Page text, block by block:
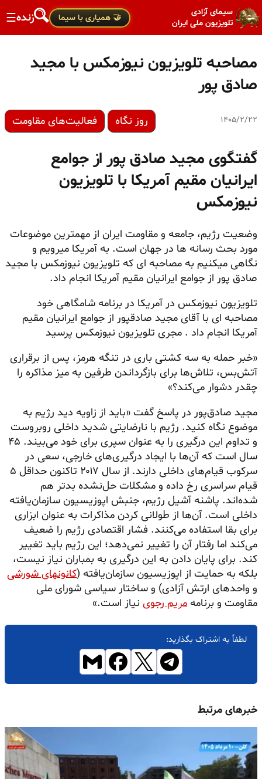
سیمای آزادی
تلویزیون ملی ایران
🤝 همیاری با سیما زنده☰
مصاحبه تلویزیون نیوزمکس با مجید
صادق پور
۱۴۰۵/۲/۲۲ روز نگاه فعالیت‌های مقاومت
گفتگوی مجید صادق پور از جوامع
ایرانیان مقیم آمریکا با تلویزیون
نیوزمکس
وضعیت رژیم، جامعه و مقاومت ایران از مهمترین موضوعات
مورد بحث رسانه ها در جهان است. به آمریکا میرویم و
نگاهی میکنیم به مصاحبه ای که تلویزیون نیوزمکس با مجید
صادق پور از جوامع ایرانیان مقیم آمریکا انجام داد.
تلویزیون نیوزمکس در آمریکا در برنامه شامگاهی خود
مصاحبه ای با آقای مجید صادقپور از جوامع ایرانیان مقیم
آمریکا انجام داد . مجری تلویزیون نیوزمکس پرسید
«خبر حمله به سه کشتی باری در تنگه هرمز، پس از برقراری
آتش‌بس، تلاش‌ها برای بازگرداندن طرفین به میز مذاکره را
چقدر دشوار می‌کند؟»
مجید صادق‌پور در پاسخ گفت «باید از زاویه دید رژیم به
موضوع نگاه کنید. رژیم با نارضایتی شدید داخلی روبروست
و تداوم این درگیری را به عنوان سپری برای خود می‌بیند. ۴۵
سال است که آن‌ها با ایجاد درگیری‌های خارجی، سعی در
سرکوب قیام‌های داخلی دارند. از سال ۲۰۱۷ تاکنون حداقل ۵
قیام سراسری رخ داده و مشکلات حل‌نشده بدتر هم
شده‌اند. پاشنه آشیل رژیم، جنبش اپوزیسیون سازمان‌یافته
داخلی است. آن‌ها از طولانی کردن مذاکرات به عنوان ابزاری
برای بقا استفاده می‌کنند. فشار اقتصادی رژیم را ضعیف
می‌کند اما رفتار آن را تغییر نمی‌دهد؛ این رژیم باید تغییر
کند. برای پایان دادن به این درگیری به بمباران نیاز نیست،
بلکه به حمایت از اپوزیسیون سازمان‌یافته (کانونهای شورشی
و واحدهای ارتش آزادی) و ساختار سیاسی شورای ملی
مقاومت و برنامه مریم رجوی نیاز است.»
لطفاً به اشتراک بگذارید:
خبرهای مرتبط